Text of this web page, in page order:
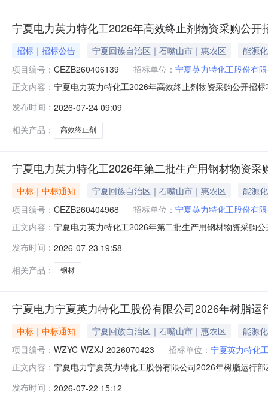
宁夏电力英力特化工2026年高效终止剂物资采购公开
招标｜招标公告 宁夏回族自治区｜石嘴山市｜惠农区
能源
项目编号： CEZB260406139 招标单位： 宁夏英力特化工股份有
正文内容： 宁夏电力英力特化工2026年高效终止剂物资采购公开招
程咨询有限公司。本项目已具备招标条件，现对该项目
聚合生产用高效终止
发布时间： 2026-07-24 09:09
相关产品：
高效终止剂
宁夏电力英力特化工2026年第二批生产用钢材物资采
中标｜中标通知 宁夏回族自治区｜石嘴山市｜惠农区
能源
项目编号： CEZB260404968 招标单位： 宁夏英力特化工股份有
正文内容： 宁夏电力英力特化工2026年第二批生产用钢材物资采购
包号包名称中标人CEZB260404968001宁夏电力英力特
697
发布时间： 2026-07-23 19:58
相关产品：
钢材
宁夏电力宁夏英力特化工股份有限公司2026年树脂
中标｜中标通知 宁夏回族自治区｜石嘴山市｜惠农区
能源
项目编号： WZYC-WZXJ-2026070423 招标单位： 宁夏英力特化
正文内容： 宁夏电力宁夏英力特化工股份有限公司2026年树脂运行
受理采购异议；采购人采购管理部门负责受理采购投诉
发布时间： 2026-07-22 15:12